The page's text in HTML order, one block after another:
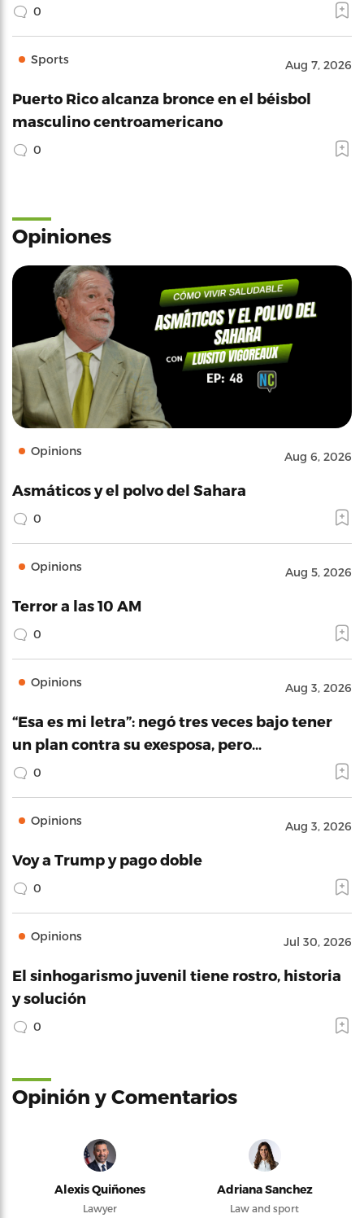
0
Sports Aug 7, 2026
Puerto Rico alcanza bronce en el béisbol
masculino centroamericano
0
Opiniones
Opinions Aug 6, 2026
Asmáticos y el polvo del Sahara
0
Opinions Aug 5, 2026
Terror a las 10 AM
0
Opinions Aug 3, 2026
“Esa es mi letra”: negó tres veces bajo tener
un plan contra su exesposa, pero…
0
Opinions Aug 3, 2026
Voy a Trump y pago doble
0
Opinions Jul 30, 2026
El sinhogarismo juvenil tiene rostro, historia
y solución
0
Opinión y Comentarios
Alexis Quiñones
Lawyer
Adriana Sanchez
Law and sport